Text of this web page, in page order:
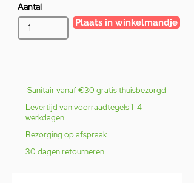
Aantal
Plaats in winkelmandje
Sanitair vanaf €30 gratis thuisbezorgd
Levertijd van voorraadtegels 1-4
werkdagen
Bezorging op afspraak
30 dagen retourneren